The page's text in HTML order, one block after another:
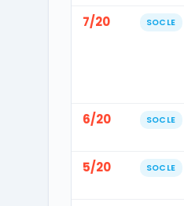
7/20 SOCLE
6/20 SOCLE
5/20 SOCLE